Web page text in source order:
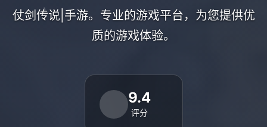
仗剑传说|手游。专业的游戏平台，为您提供优
质的游戏体验。
9.4
评分